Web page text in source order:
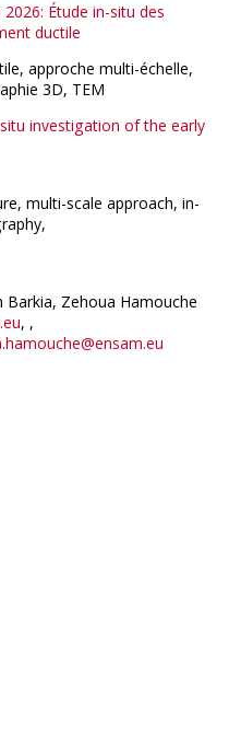
Étude in-situ des
ductile
approche multi-échelle,
3D, TEM
investigation of the early
multi-scale approach, in-
Barkia, Zehoua Hamouche
, ,